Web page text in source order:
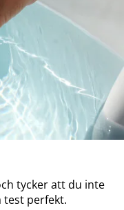
tycker att du inte
perfekt.